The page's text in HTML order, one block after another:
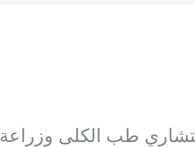
طب الكلى وزراعة